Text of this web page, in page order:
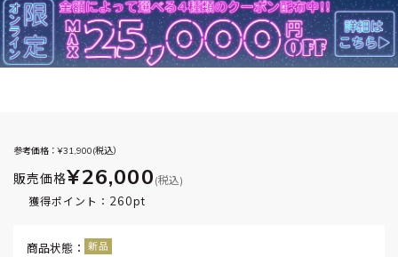
参考価格：¥31,900(税込）
販売価格¥26,000 (税込)
獲得ポイント： 260pt
商品状態：